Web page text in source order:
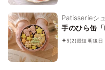
Patisserieシ
手のひら缶
5(2)最短 明後日